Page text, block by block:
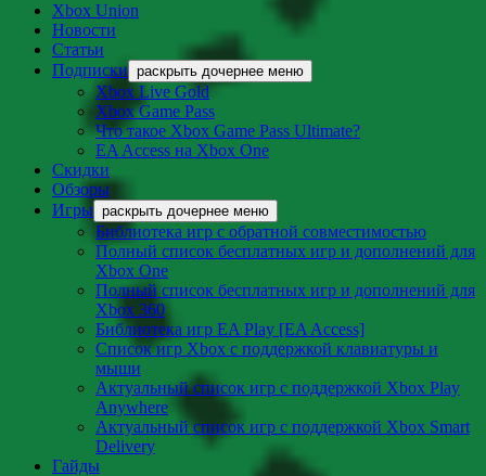
Xbox Union
Новости
Статьи
Подписки раскрыть дочернее меню
Xbox Live Gold
Xbox Game Pass
Что такое Xbox Game Pass Ultimate?
EA Access на Xbox One
Скидки
Обзоры
Игры раскрыть дочернее меню
Библиотека игр с обратной совместимостью
Полный список бесплатных игр и дополнений для
Xbox One
Полный список бесплатных игр и дополнений для
Xbox 360
Библиотека игр EA Play [EA Access]
Список игр Xbox c поддержкой клавиатуры и
мыши
Актуальный список игр с поддержкой Xbox Play
Anywhere
Актуальный список игр с поддержкой Xbox Smart
Delivery
Гайды